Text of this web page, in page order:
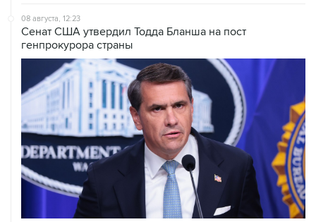
Хуситы заявили, что действуют против Саудовской
Аравии для снятия блокады с Йемена
08 августа, 11:04
Тайфун "Долфин" достиг юга Японии, пострадали пять
человек
08 августа, 10:30
Йеменские войска нанесли ряд ударов по хуситам